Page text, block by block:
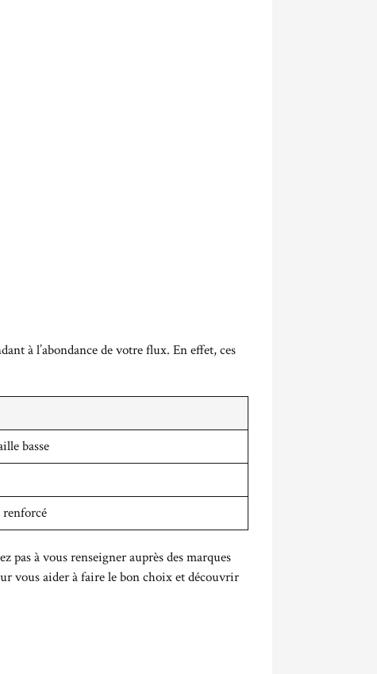
à l’abondance de votre flux. En effet, ces
basse
pas à vous renseigner auprès des marques
vous aider à faire le bon choix et découvrir